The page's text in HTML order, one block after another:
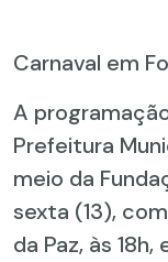
Carnaval em
A
Prefeitura
meio da
sexta (13),
da Paz, às